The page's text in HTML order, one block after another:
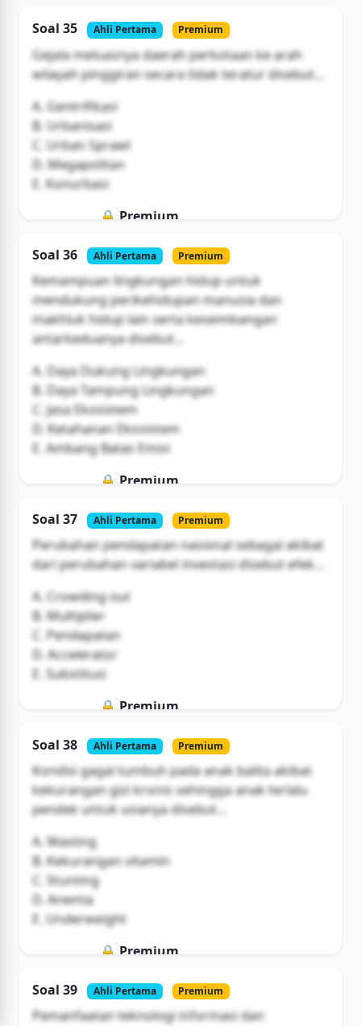
Buka Akses
Soal 35 Ahli Pertama Premium
Gejala meluasnya daerah perkotaan ke arah
wilayah pinggiran secara tidak teratur disebut...
A. Gentrifikasi
B. Urbanisasi
C. Urban Sprawl
D. Megapolitan
E. Konurbasi
🔒 Premium
Buka Akses
Soal 36 Ahli Pertama Premium
Kemampuan lingkungan hidup untuk
mendukung perikehidupan manusia dan
makhluk hidup lain serta keseimbangan
antarkeduanya disebut...
A. Daya Dukung Lingkungan
B. Daya Tampung Lingkungan
C. Jasa Ekosistem
D. Ketahanan Ekosistem
E. Ambang Batas Emisi
🔒 Premium
Buka Akses
Soal 37 Ahli Pertama Premium
Perubahan pendapatan nasional sebagai akibat
dari perubahan variabel investasi disebut efek...
A. Crowding out
B. Multiplier
C. Pendapatan
D. Accelerator
E. Substitusi
🔒 Premium
Buka Akses
Soal 38 Ahli Pertama Premium
Kondisi gagal tumbuh pada anak balita akibat
kekurangan gizi kronis sehingga anak terlalu
pendek untuk usianya disebut...
A. Wasting
B. Kekurangan vitamin
C. Stunting
D. Anemia
E. Underweight
🔒 Premium
Buka Akses
Soal 39 Ahli Pertama Premium
Pemanfaatan teknologi informasi dan